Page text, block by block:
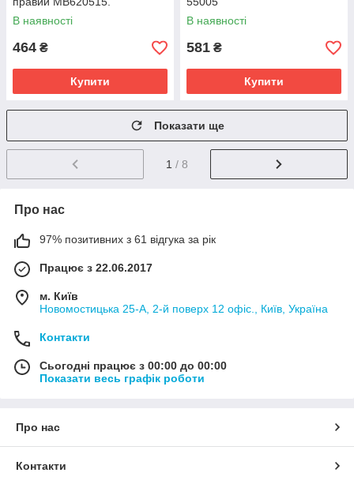
В наявності
464 ₴
Купити
В наявності
581 ₴
Купити
Показати ще
1 / 8
Про нас
97% позитивних з 61 відгука за рік
Працює з 22.06.2017
м. Київ
Новомостицька 25-А, 2-й поверх 12 офіс., Київ, Україна
Контакти
Сьогодні працює з 00:00 до 00:00
Показати весь графік роботи
Про нас
Контакти